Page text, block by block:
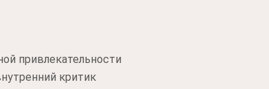
привлекательности
критик